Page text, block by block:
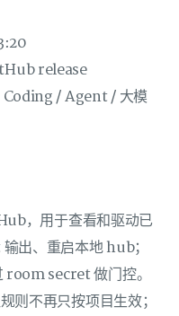
release
Coding / Agent / 大模
，用于查看和驱动已
出、重启本地 hub；
secret 做门控。
则不再只按项目生效；